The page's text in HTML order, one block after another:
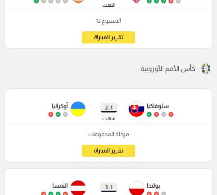
انتهت
الاسبوع 12
تقرير المباراة
كأس الأمم الأوروبية
سلوفاكيا
1 : 2
انتهت
أوكرانيا
مرحلة المجموعات
تقرير المباراة
بولندا
1 : 3
النمسا